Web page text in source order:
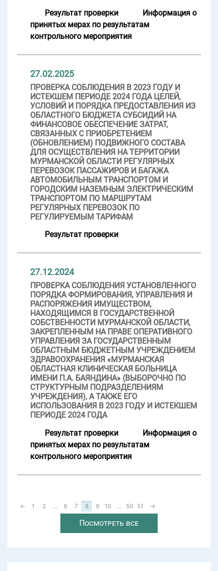
Результат проверки
Информация о
принятых мерах по результатам
контрольного мероприятия
27.02.2025
ПРОВЕРКА СОБЛЮДЕНИЯ В 2023 ГОДУ И
ИСТЕКШЕМ ПЕРИОДЕ 2024 ГОДА ЦЕЛЕЙ,
УСЛОВИЙ И ПОРЯДКА ПРЕДОСТАВЛЕНИЯ ИЗ
ОБЛАСТНОГО БЮДЖЕТА СУБСИДИЙ НА
ФИНАНСОВОЕ ОБЕСПЕЧЕНИЕ ЗАТРАТ,
СВЯЗАННЫХ С ПРИОБРЕТЕНИЕМ
(ОБНОВЛЕНИЕМ) ПОДВИЖНОГО СОСТАВА
ДЛЯ ОСУЩЕСТВЛЕНИЯ НА ТЕРРИТОРИИ
МУРМАНСКОЙ ОБЛАСТИ РЕГУЛЯРНЫХ
ПЕРЕВОЗОК ПАССАЖИРОВ И БАГАЖА
АВТОМОБИЛЬНЫМ ТРАНСПОРТОМ И
ГОРОДСКИМ НАЗЕМНЫМ ЭЛЕКТРИЧЕСКИМ
ТРАНСПОРТОМ ПО МАРШРУТАМ
РЕГУЛЯРНЫХ ПЕРЕВОЗОК ПО
РЕГУЛИРУЕМЫМ ТАРИФАМ
Результат проверки
27.12.2024
ПРОВЕРКА СОБЛЮДЕНИЯ УСТАНОВЛЕННОГО
ПОРЯДКА ФОРМИРОВАНИЯ, УПРАВЛЕНИЯ И
РАСПОРЯЖЕНИЯ ИМУЩЕСТВОМ,
НАХОДЯЩИМСЯ В ГОСУДАРСТВЕННОЙ
СОБСТВЕННОСТИ МУРМАНСКОЙ ОБЛАСТИ,
ЗАКРЕПЛЕННЫМ НА ПРАВЕ ОПЕРАТИВНОГО
УПРАВЛЕНИЯ ЗА ГОСУДАРСТВЕННЫМ
ОБЛАСТНЫМ БЮДЖЕТНЫМ УЧРЕЖДЕНИЕМ
ЗДРАВООХРАНЕНИЯ «МУРМАНСКАЯ
ОБЛАСТНАЯ КЛИНИЧЕСКАЯ БОЛЬНИЦА
ИМЕНИ П.А. БАЯНДИНА» (ВЫБОРОЧНО ПО
СТРУКТУРНЫМ ПОДРАЗДЕЛЕНИЯМ
УЧРЕЖДЕНИЯ), А ТАКЖЕ ЕГО
ИСПОЛЬЗОВАНИЯ В 2023 ГОДУ И ИСТЕКШЕМ
ПЕРИОДЕ 2024 ГОДА
Результат проверки
Информация о
принятых мерах по результатам
контрольного мероприятия
← 1 2 ... 6 7 8 9 10 ... 50 51 →
Посмотреть все